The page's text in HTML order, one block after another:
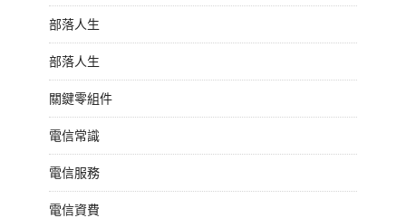
部落人生
部落人生
關鍵零組件
電信常識
電信服務
電信資費